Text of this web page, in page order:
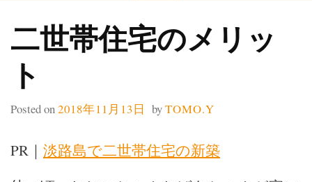
二世帯住宅のメリッ
ト
Posted on2018年11月13日 byTOMO.Y
PR｜ 淡路島で二世帯住宅の新築